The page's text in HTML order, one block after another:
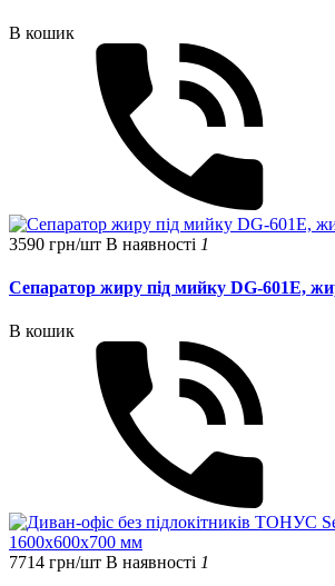
В кошик
3590 грн/шт В наявності 1
Сепаратор жиру під мийку DG-601E,
В кошик
7714 грн/шт В наявності 1